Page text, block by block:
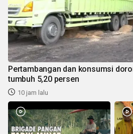
Pertambangan dan konsumsi
tumbuh 5,20 persen
10 jam lalu